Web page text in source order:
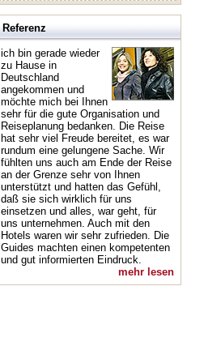
Referenz
ich bin gerade wieder
zu Hause in
Deutschland
angekommen und
möchte mich bei Ihnen
sehr für die gute Organisation und
Reiseplanung bedanken. Die Reise
hat sehr viel Freude bereitet, es war
rundum eine gelungene Sache. Wir
fühlten uns auch am Ende der Reise
an der Grenze sehr von Ihnen
unterstützt und hatten das Gefühl,
daß sie sich wirklich für uns
einsetzen und alles, war geht, für
uns unternehmen. Auch mit den
Hotels waren wir sehr zufrieden. Die
Guides machten einen kompetenten
und gut informierten Eindruck.
mehr lesen